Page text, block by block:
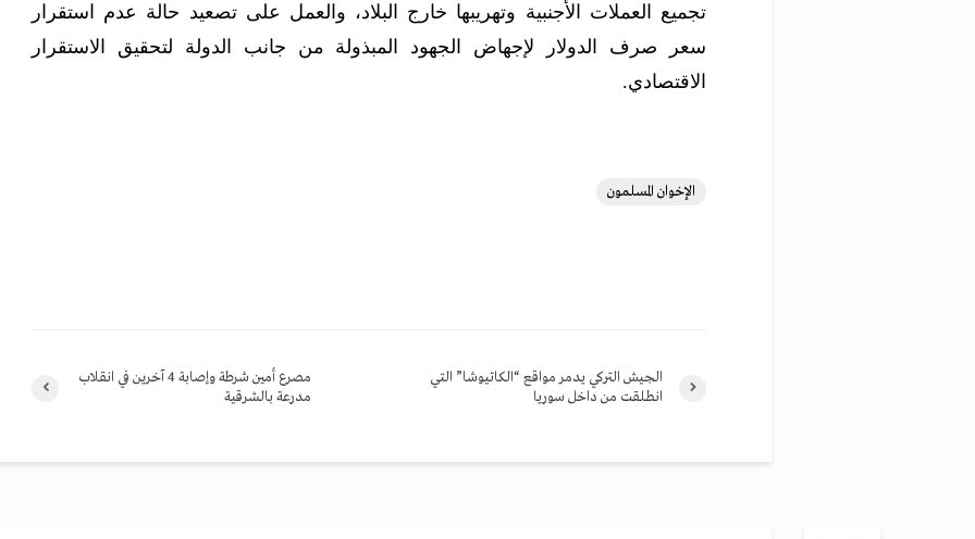
تجميع العملات الأجنبية وتهريبها خارج البلاد، والعمل على تصعيد حالة عدم استقرار
سعر صرف الدولار لإجهاض الجهود المبذولة من جانب الدولة لتحقيق الاستقرار
الاقتصادي.
الإخوان المسلمون
مصرع أمين شرطة وإصابة 4 آخرين في انقلاب
مدرعة بالشرقية
الجيش التركي يدمر مواقع “الكاتيوشا” التي
انطلقت من داخل سوريا